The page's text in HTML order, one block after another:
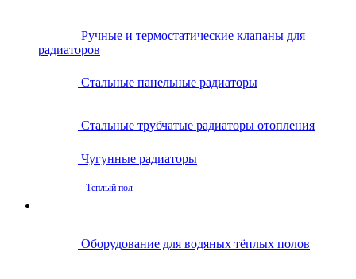
Ручные и термостатические клапаны для
радиаторов
Стальные панельные радиаторы
Стальные трубчатые радиаторы отопления
Чугунные радиаторы
Теплый пол
Оборудование для водяных тёплых полов